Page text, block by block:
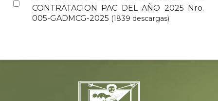
t
Select
f
CONTRATACION PAC DEL AÑO 2025 Nro.
005-GADMCG-2025 (1839 descargas)